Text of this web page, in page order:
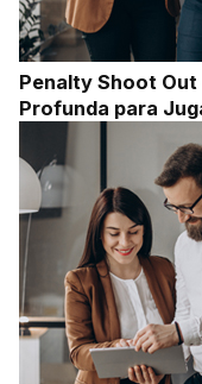
Penalty Shoot Out
Profunda para